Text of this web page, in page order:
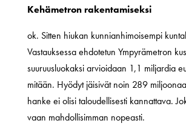
Kehämetron rakentamiseksi
ok. Sitten hiukan kunnianhimoisempi
Vastauksessa ehdotetun Ympyrämetron
suuruusluokaksi arvioidaan 1,1 miljardia
mitään. Hyödyt jäisivät noin 289
hanke ei olisi taloudellisesti kannattava.
vaan mahdollisimman nopeasti.